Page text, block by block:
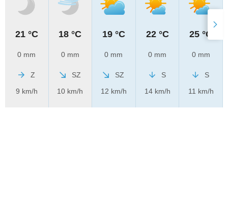
21 °C
0 mm
Z
9 km/h
18 °C
0 mm
SZ
10 km/h
19 °C
0 mm
SZ
12 km/h
22 °C
0 mm
S
14 km/h
25 °C
0 mm
S
11 km/h